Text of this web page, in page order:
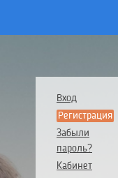
Вход
Регистрация
Забыли
пароль?
Кабинет